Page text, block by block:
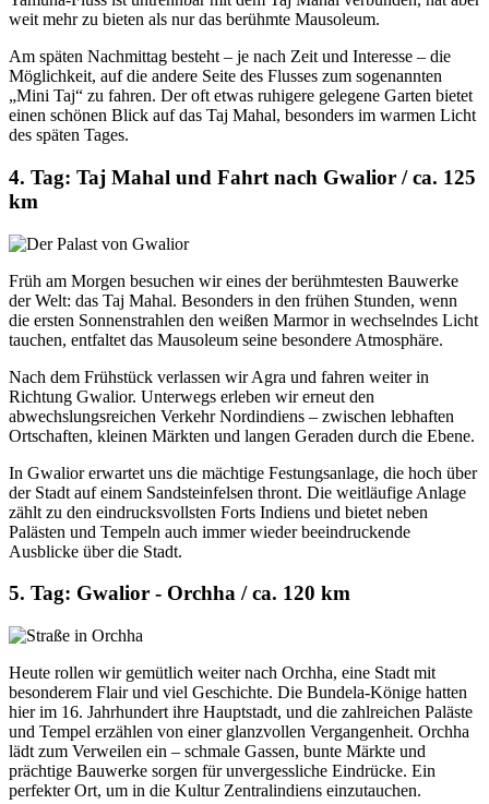
weit mehr zu bieten als nur das berühmte Mausoleum.
Am späten Nachmittag besteht – je nach Zeit und Interesse – die
Möglichkeit, auf die andere Seite des Flusses zum sogenannten
„Mini Taj“ zu fahren. Der oft etwas ruhigere gelegene Garten bietet
einen schönen Blick auf das Taj Mahal, besonders im warmen Licht
des späten Tages.
4. Tag: Taj Mahal und Fahrt nach Gwalior / ca. 125
km
Früh am Morgen besuchen wir eines der berühmtesten Bauwerke
der Welt: das Taj Mahal. Besonders in den frühen Stunden, wenn
die ersten Sonnenstrahlen den weißen Marmor in wechselndes Licht
tauchen, entfaltet das Mausoleum seine besondere Atmosphäre.
Nach dem Frühstück verlassen wir Agra und fahren weiter in
Richtung Gwalior. Unterwegs erleben wir erneut den
abwechslungsreichen Verkehr Nordindiens – zwischen lebhaften
Ortschaften, kleinen Märkten und langen Geraden durch die Ebene.
In Gwalior erwartet uns die mächtige Festungsanlage, die hoch über
der Stadt auf einem Sandsteinfelsen thront. Die weitläufige Anlage
zählt zu den eindrucksvollsten Forts Indiens und bietet neben
Palästen und Tempeln auch immer wieder beeindruckende
Ausblicke über die Stadt.
5. Tag: Gwalior - Orchha / ca. 120 km
Heute rollen wir gemütlich weiter nach Orchha, eine Stadt mit
besonderem Flair und viel Geschichte. Die Bundela-Könige hatten
hier im 16. Jahrhundert ihre Hauptstadt, und die zahlreichen Paläste
und Tempel erzählen von einer glanzvollen Vergangenheit. Orchha
lädt zum Verweilen ein – schmale Gassen, bunte Märkte und
prächtige Bauwerke sorgen für unvergessliche Eindrücke. Ein
perfekter Ort, um in die Kultur Zentralindiens einzutauchen.